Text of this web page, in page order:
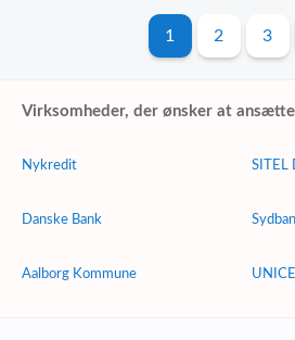
1 2 3
Virksomheder, der ønsker at
Nykredit
Danske Bank
Aalborg Kommune
SITEL